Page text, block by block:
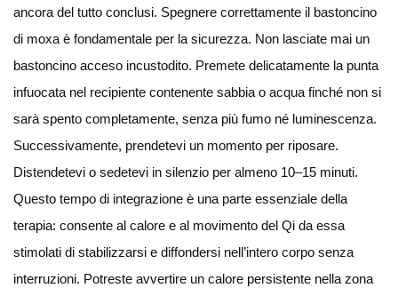
ancora del tutto conclusi. Spegnere correttamente il bastoncino
di moxa è fondamentale per la sicurezza. Non lasciate mai un
bastoncino acceso incustodito. Premete delicatamente la punta
infuocata nel recipiente contenente sabbia o acqua finché non si
sarà spento completamente, senza più fumo né luminescenza.
Successivamente, prendetevi un momento per riposare.
Distendetevi o sedetevi in silenzio per almeno 10–15 minuti.
Questo tempo di integrazione è una parte essenziale della
terapia: consente al calore e al movimento del Qi da essa
stimolati di stabilizzarsi e diffondersi nell’intero corpo senza
interruzioni. Potreste avvertire un calore persistente nella zona